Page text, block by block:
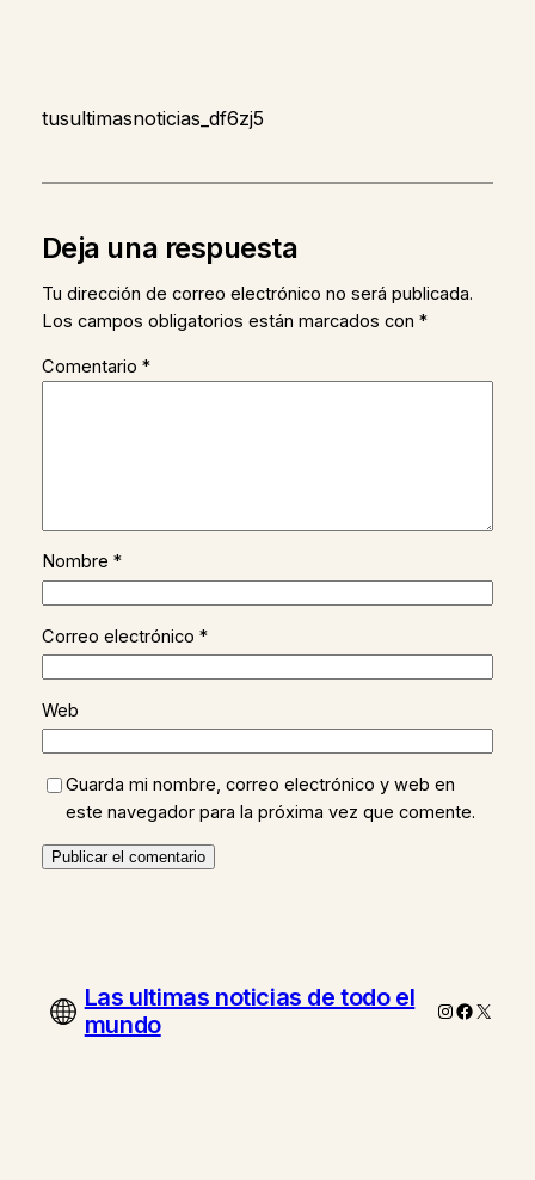
tusultimasnoticias_df6zj5
Deja una respuesta
Tu dirección de correo electrónico no será publicada.
Los campos obligatorios están marcados con *
Comentario *
Nombre *
Correo electrónico *
Web
Guarda mi nombre, correo electrónico y web en
este navegador para la próxima vez que comente.
Las ultimas noticias de todo el
mundo
Instagram
X